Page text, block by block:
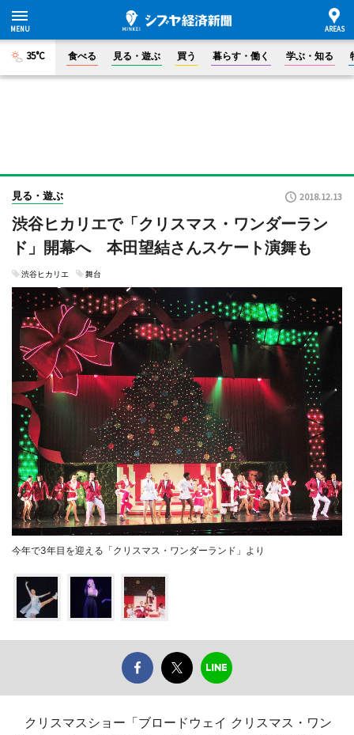
35°C 食べる 見る・遊ぶ 買う 暮らす・働く 学ぶ・知る
見る・遊ぶ 2018.12.13
渋谷ヒカリエで「クリスマス・ワンダーラン
ド」開幕へ 本田望結さんスケート演舞も
渋谷ヒカリエ 舞台
今年で3年目を迎える「クリスマス・ワンダーランド」より
クリスマスショー「ブロードウェイ クリスマス・ワン